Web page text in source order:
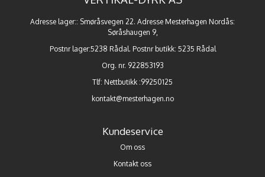
Adresse lager:: Smøråsvegen 22. Adresse Mesterhagen Nordås:
Søråshaugen 9,
Postnr lager:5238 Rådal. Postnr butikk: 5235 Rådal
Org. nr. 922853193
Tlf: Nettbutikk :99250125
kontakt@mesterhagen.no
Kundeservice
Om oss
Kontakt oss